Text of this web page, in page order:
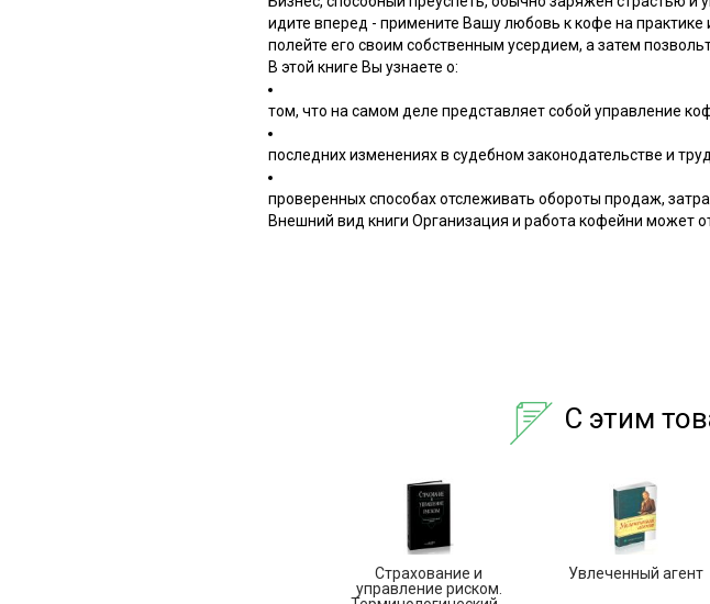
идите вперед - примените Вашу любовь к кофе на
полейте его своим собственным усердием, а затем
В этой книге Вы узнаете о:
том, что на самом деле представляет собой управление
последних изменениях в судебном законодательстве и
проверенных способах отслеживать обороты продаж,
Внешний вид книги Организация и работа кофейни может
С этим
Страхование и
управление риском.
Увлеченный агент